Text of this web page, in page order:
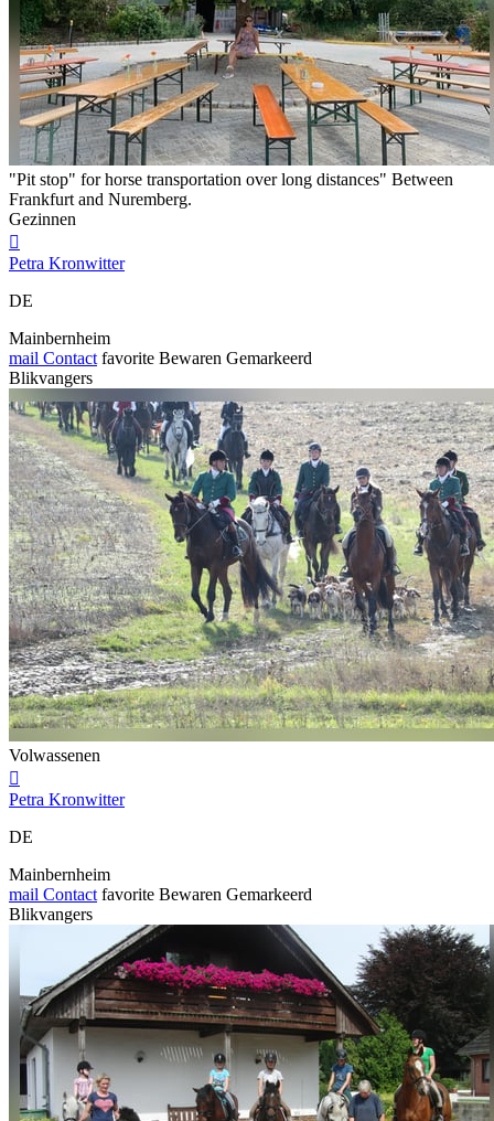
"Pit stop" for horse transportation over long distances" Between
Frankfurt and Nuremberg.
Gezinnen

Petra Kronwitter
DE
Mainbernheim
mail Contact favorite Bewaren Gemarkeerd
Blikvangers
Volwassenen

Petra Kronwitter
DE
Mainbernheim
mail Contact favorite Bewaren Gemarkeerd
Blikvangers